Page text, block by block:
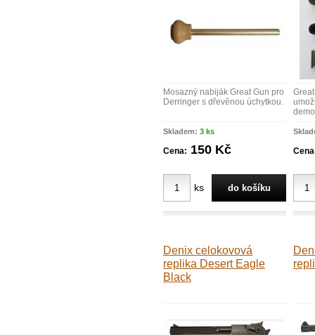
Mosazný nabiják Great Gun pro
Derringer s dřevěnou úchytkou.
Skladem: 3 ks
Cena: 150 Kč
ks
Denix celokovová
replika Desert Eagle
Black